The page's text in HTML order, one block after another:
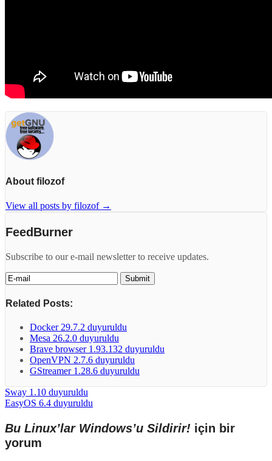
About filozof
View all posts by filozof →
FeedBurner
Subscribe to our e-mail newsletter to receive updates.
Related Posts:
Docker 29.7.2 duyuruldu
Mesa 26.2.0 duyuruldu
Brave browser 1.93.132 duyuruldu
OpenVPN 2.7.6 duyuruldu
GStreamer 1.28.6 duyuruldu
Sway 1.10 duyuruldu
EasyOS 6.4 duyuruldu
Bu Linux’lar Windows’u Sildirir! için bir
yorum